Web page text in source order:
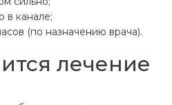
в канале;
(по назначению врача).
лечение